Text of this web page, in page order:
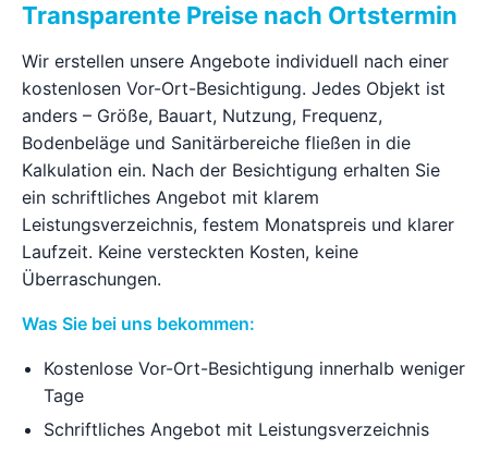
Transparente Preise nach Ortstermin
Wir erstellen unsere Angebote individuell nach einer
kostenlosen Vor-Ort-Besichtigung. Jedes Objekt ist
anders – Größe, Bauart, Nutzung, Frequenz,
Bodenbeläge und Sanitärbereiche fließen in die
Kalkulation ein. Nach der Besichtigung erhalten Sie
ein schriftliches Angebot mit klarem
Leistungsverzeichnis, festem Monatspreis und klarer
Laufzeit. Keine versteckten Kosten, keine
Überraschungen.
Was Sie bei uns bekommen:
Kostenlose Vor-Ort-Besichtigung innerhalb weniger
Tage
Schriftliches Angebot mit Leistungsverzeichnis